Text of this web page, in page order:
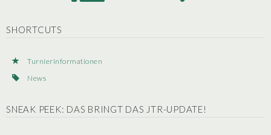
SHORTCUTS
Turnierinformationen
News
SNEAK PEEK: DAS BRINGT DAS JTR-UPDATE!